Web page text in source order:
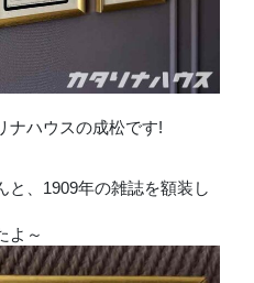
ナハウスの成松です!
と、1909年の雑誌を額装し
よ～